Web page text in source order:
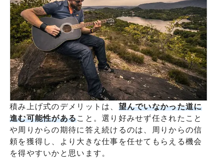
積み上げ式のデメリットは、 望んでいなかった道に
進む可能性があること。選り好みせず任されたこと
や周りからの期待に答え続けるのは、周りからの信
頼を獲得し、より大きな仕事を任せてもらえる機会
を得やすいかと思います。